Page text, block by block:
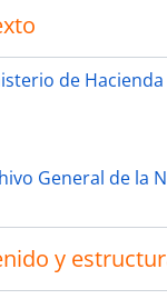
de Hacienda
General de la
y